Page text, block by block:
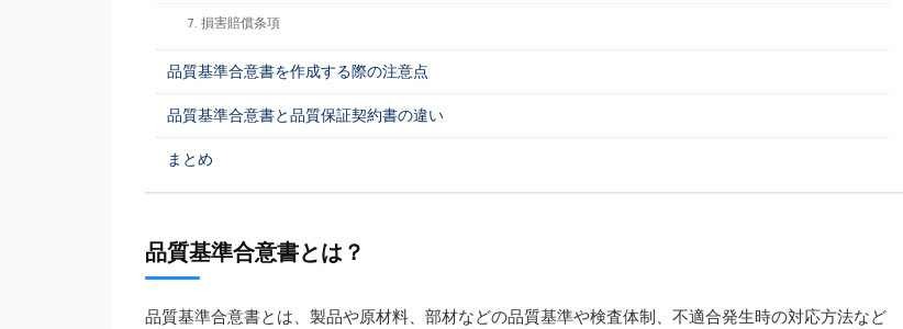
7. 損害賠償条項
品質基準合意書を作成する際の注意点
品質基準合意書と品質保証契約書の違い
まとめ
品質基準合意書とは？
品質基準合意書とは、製品や原材料、部材などの品質基準や検査体制、不適合発生時の対応方法など